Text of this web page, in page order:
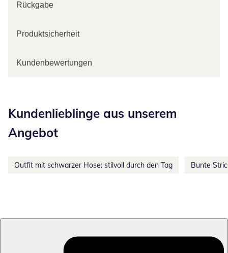
Rückgabe
Produktsicherheit
Kundenbewertungen
Kundenlieblinge aus unserem
Angebot
Outfit mit schwarzer Hose: stilvoll durch den Tag Bunte